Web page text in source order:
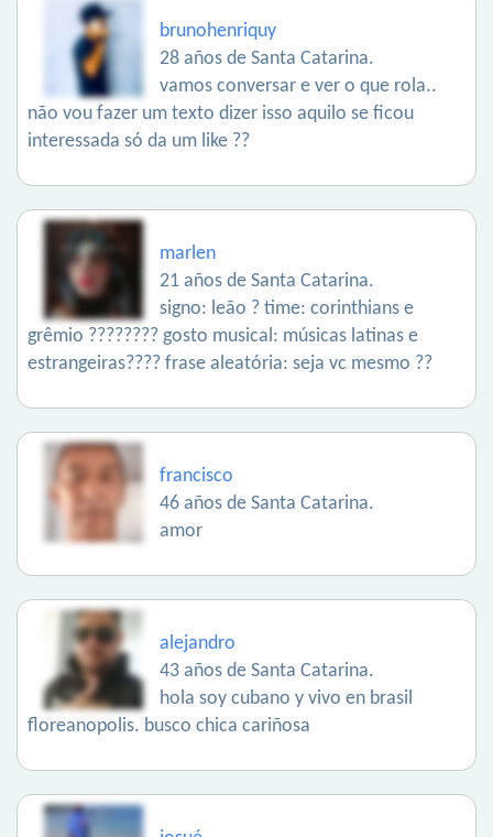
brunohenriquy
28 años de Santa Catarina.
vamos conversar e ver o que rola..
não vou fazer um texto dizer isso aquilo se ficou
interessada só da um like ??
marlen
21 años de Santa Catarina.
signo: leão ? time: corinthians e
grêmio ???????? gosto musical: músicas latinas e
estrangeiras???? frase aleatória: seja vc mesmo ??
francisco
46 años de Santa Catarina.
amor
alejandro
43 años de Santa Catarina.
hola soy cubano y vivo en brasil
floreanopolis. busco chica cariñosa